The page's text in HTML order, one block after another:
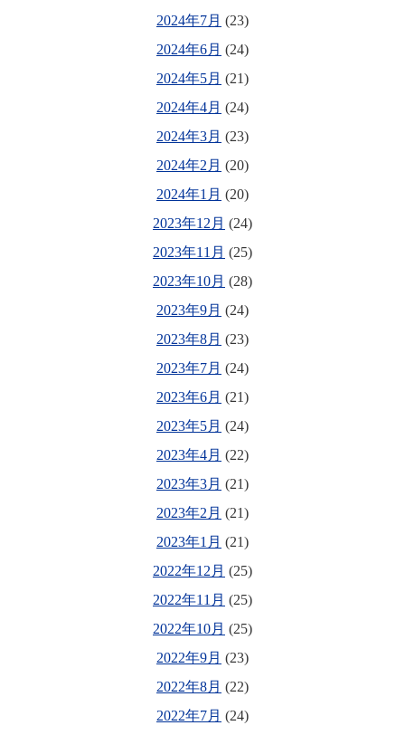
2024年7月 (23)
2024年6月 (24)
2024年5月 (21)
2024年4月 (24)
2024年3月 (23)
2024年2月 (20)
2024年1月 (20)
2023年12月 (24)
2023年11月 (25)
2023年10月 (28)
2023年9月 (24)
2023年8月 (23)
2023年7月 (24)
2023年6月 (21)
2023年5月 (24)
2023年4月 (22)
2023年3月 (21)
2023年2月 (21)
2023年1月 (21)
2022年12月 (25)
2022年11月 (25)
2022年10月 (25)
2022年9月 (23)
2022年8月 (22)
2022年7月 (24)